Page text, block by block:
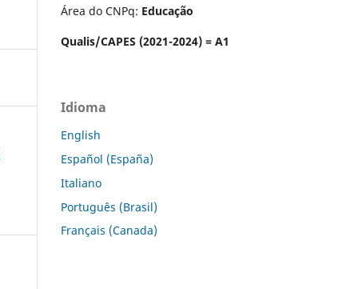
Área do CNPq: Educação
Qualis/CAPES (2021-2024) = A1
Idioma
English
Español (España)
Italiano
Português (Brasil)
Français (Canada)